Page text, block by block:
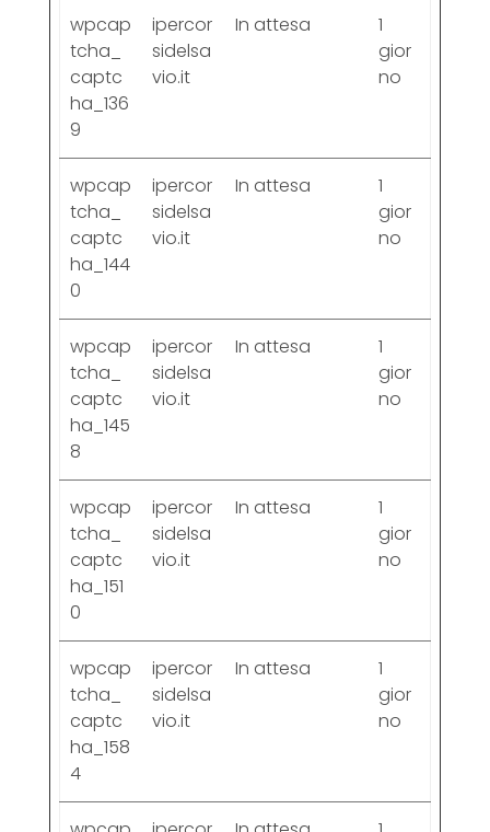
wpcap
tcha_
captc
ha_136
9
ipercor
sidelsa
vio.it
In attesa
1
gior
no
wpcap
tcha_
captc
ha_144
0
ipercor
sidelsa
vio.it
In attesa
1
gior
no
wpcap
tcha_
captc
ha_145
8
ipercor
sidelsa
vio.it
In attesa
1
gior
no
wpcap
tcha_
captc
ha_151
0
ipercor
sidelsa
vio.it
In attesa
1
gior
no
wpcap
tcha_
captc
ha_158
4
ipercor
sidelsa
vio.it
In attesa
1
gior
no